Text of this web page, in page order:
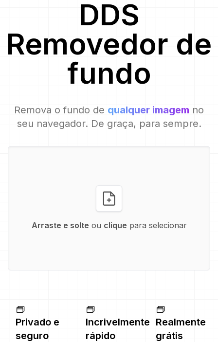
DDS
Removedor de
fundo
Remova o fundo de qualquer imagem no
seu navegador. De graça, para sempre.
Arraste e solte ou clique para selecionar
Privado e
seguro
Incrivelmente
rápido
Realmente
grátis